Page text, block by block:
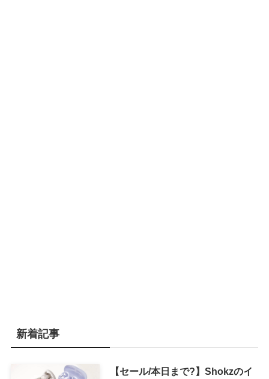
新着記事
【セール/本日まで?】Shokzのイ